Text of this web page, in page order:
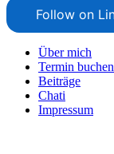
Follow on
Über mich
Termin
Beiträge
Chati
Impressum